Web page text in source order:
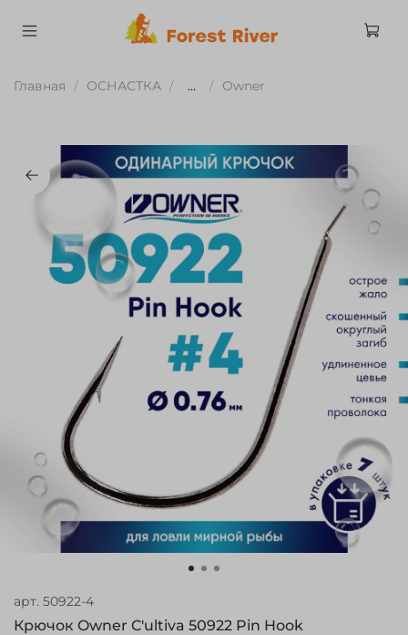
Главная ОСНАСТКА ... Owner
арт. 50922-4
Крючок Owner C'ultiva 50922 Pin Hook